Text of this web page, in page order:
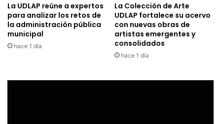
La UDLAP reúne a expertos
para analizar los retos de
la administración pública
municipal
hace 1 día
La Colección de Arte
UDLAP fortalece su acervo
con nuevas obras de
artistas emergentes y
consolidados
hace 1 día